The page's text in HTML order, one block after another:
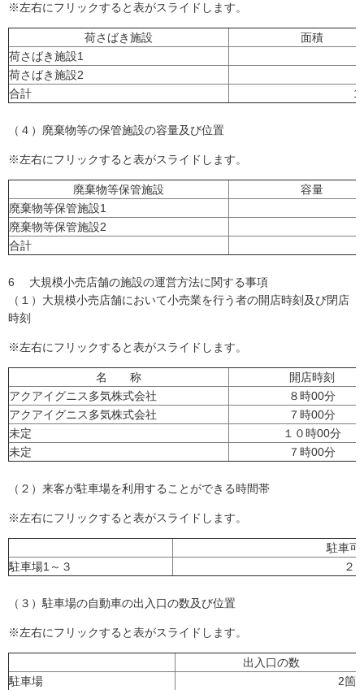
※左右にフリックすると表がスライドします。
荷さばき施設
面積
荷さばき施設1
荷さばき施設2
合計
（４）廃棄物等の保管施設の容量及び位置
※左右にフリックすると表がスライドします。
廃棄物等保管施設
容量
廃棄物等保管施設1
廃棄物等保管施設2
合計
6 大規模小売店舗の施設の運営方法に関する事項
（１）大規模小売店舗において小売業を行う者の開店時刻及び閉店
時刻
※左右にフリックすると表がスライドします。
名 称
開店時刻
アクアイグニス多気株式会社
８時00分
アクアイグニス多気株式会社
７時00分
未定
１０時00分
未定
７時00分
（２）来客が駐車場を利用することができる時間帯
※左右にフリックすると表がスライドします。
駐車可
駐車場1～３
２
（３）駐車場の自動車の出入口の数及び位置
※左右にフリックすると表がスライドします。
出入口の数
駐車場
2箇